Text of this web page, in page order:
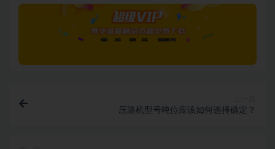
压路机型号吨位应该如何选择确定？